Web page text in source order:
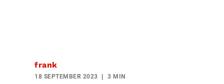
frank
18 SEPTEMBER 2023 3 MIN